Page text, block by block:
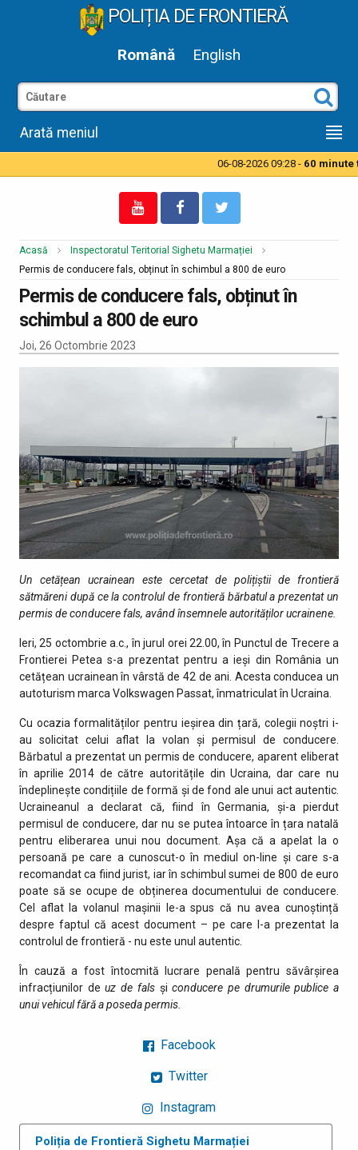
POLIȚIA DE FRONTIERĂ
Română English
Arată meniul
06-08-2026 09:28 - 60 minute
Acasă
Inspectoratul Teritorial Sighetu Marmației
Permis de conducere fals, obținut în schimbul a 800 de euro
Permis de conducere fals, obținut în
schimbul a 800 de euro
Joi, 26 Octombrie 2023
Un cetățean ucrainean este cercetat de polițiștii de frontieră
sătmăreni după ce la controlul de frontieră bărbatul a prezentat un
permis de conducere fals, având însemnele autorităților ucrainene.
Ieri, 25 octombrie a.c., în jurul orei 22.00, în Punctul de Trecere a
Frontierei Petea s-a prezentat pentru a ieși din România un
cetățean ucrainean în vârstă de 42 de ani. Acesta conducea un
autoturism marca Volkswagen Passat, înmatriculat în Ucraina.
Cu ocazia formalităților pentru ieșirea din țară, colegii noștri i-
au solicitat celui aflat la volan și permisul de conducere.
Bărbatul a prezentat un permis de conducere, aparent eliberat
în aprilie 2014 de către autoritățile din Ucraina, dar care nu
îndeplinește condițiile de formă și de fond ale unui act autentic.
Ucraineanul a declarat că, fiind în Germania, și-a pierdut
permisul de conducere, dar nu se putea întoarce în țara natală
pentru eliberarea unui nou document. Așa că a apelat la o
persoană pe care a cunoscut-o în mediul on-line și care s-a
recomandat ca fiind jurist, iar în schimbul sumei de 800 de euro
poate să se ocupe de obținerea documentului de conducere.
Cel aflat la volanul mașinii le-a spus că nu avea cunoștință
despre faptul că acest document – pe care l-a prezentat la
controlul de frontieră - nu este unul autentic.
În cauză a fost întocmită lucrare penală pentru săvârșirea
infracțiunilor de uz de falsșiconducere pe drumurile publice a
unui vehicul fără a poseda permis.
Facebook
Twitter
Instagram
Poliția de Frontieră Sighetu Marmației